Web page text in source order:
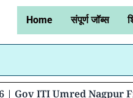
Home संपूर्ण जॉब्स